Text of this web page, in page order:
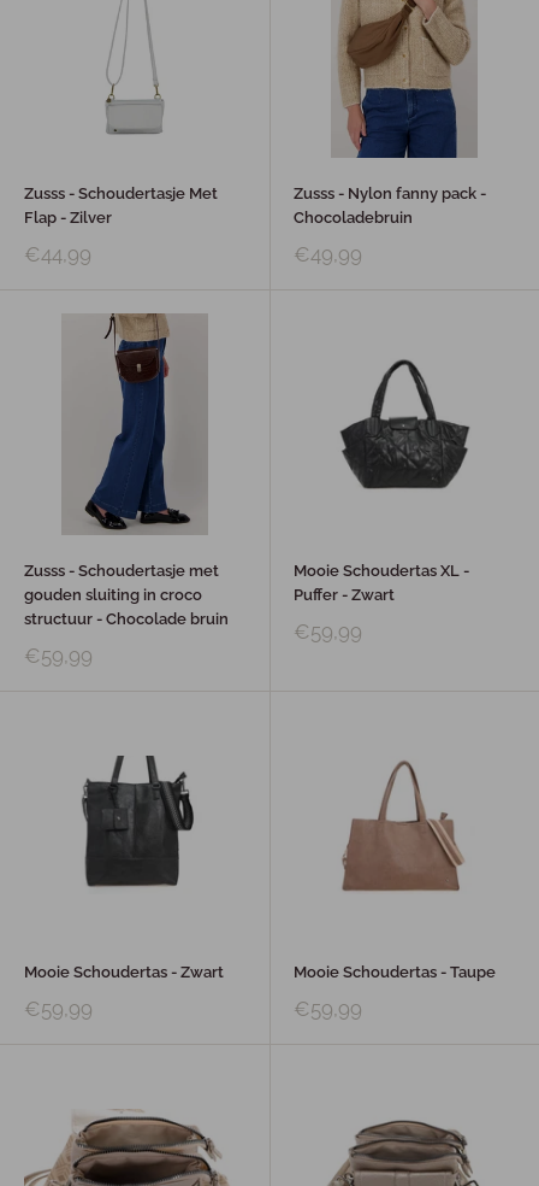
Zusss - Schoudertasje Met
Flap - Zilver
€44,99
Zusss - Nylon fanny pack -
Chocoladebruin
€49,99
Zusss - Schoudertasje met
gouden sluiting in croco
structuur - Chocolade bruin
€59,99
Mooie Schoudertas XL -
Puffer - Zwart
€59,99
Mooie Schoudertas - Zwart
€59,99
Mooie Schoudertas - Taupe
€59,99